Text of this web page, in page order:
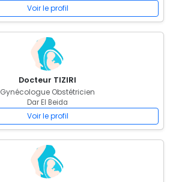
Voir le profil
Docteur TIZIRI
Gynécologue Obstétricien
Dar El Beida
Voir le profil